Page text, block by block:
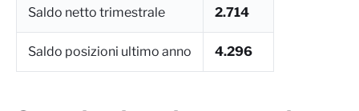
Saldo netto trimestrale 2.714
Saldo posizioni ultimo anno 4.296